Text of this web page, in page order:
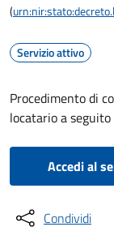
(
Servizio attivo
Procedimento di
locatario a
Accedi al
Condividi